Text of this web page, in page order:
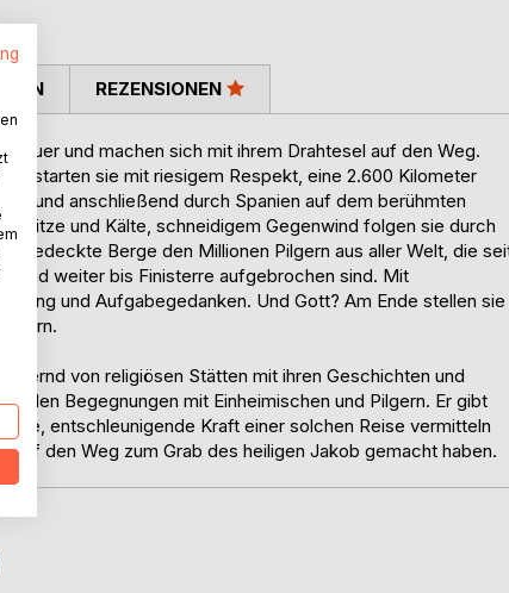
und machen sich mit ihrem Drahtesel auf den Weg.
starten sie mit riesigem Respekt, eine 2.600 Kilometer
und anschließend durch Spanien auf dem berühmten
Hitze und Kälte, schneidigem Gegenwind folgen sie durch
Berge den Millionen Pilgern aus aller Welt, die
und weiter bis Finisterre aufgebrochen sind. Mit
und Aufgabegedanken. Und Gott? Am Ende stellen sie
von religiösen Stätten mit ihren Geschichten und
Begegnungen mit Einheimischen und Pilgern. Er gibt
entschleunigende Kraft einer solchen Reise vermitteln
den Weg zum Grab des heiligen Jakob gemacht haben.
REZENSIONEN